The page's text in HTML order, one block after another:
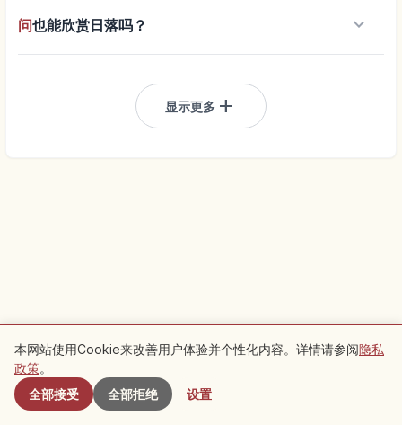
问也能欣赏日落吗？ keyboard_arrow_down
显示更多 add
附近景点
了解旅行
本网站使用Cookie来改善用户体验并个性化内容。详情请参阅隐私
政策。
全部接受
全部拒绝 设置